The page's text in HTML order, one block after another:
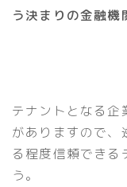
う決まりの金融機
テナントとなる企
がありますので、
る程度信頼できる
う。